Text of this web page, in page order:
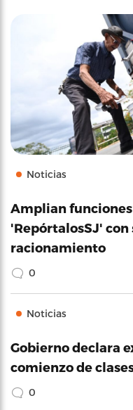
Noticias
Amplian
'RepórtalosSJ' con
racionamiento
0
Noticias
Gobierno declara
comienzo de
0